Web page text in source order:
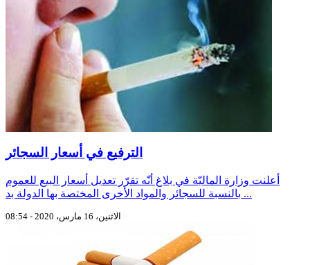
الترفيع في أسعار السجائر
أعلنت وزارة الماليّة في بلاغ أنّه تقرّر تعديل أسعار البيع للعموم
بالنسبة للسجائر والمواد الأخرى المختصة بها الدولة بد ...
الاثنين، 16 مارس، 2020 - 08:54